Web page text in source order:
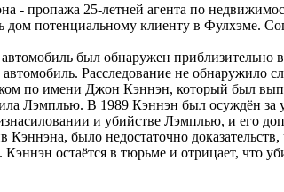
- пропажа 25-летней агента по
дом потенциальному клиенту в Фулхэме.
был обнаружен
Расследование не обнаружило
по имени Джон Кэннэн, который был
Лэмплью. В 1989 Кэннэн был осуждён
и убийстве Лэмплью, и его
было недостаточно
остаётся в тюрьме и отрицает, что